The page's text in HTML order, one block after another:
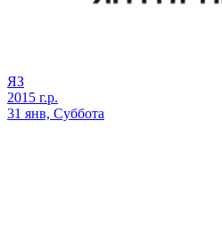
ЯЗ
2015 г.р.
31 янв, Суббота